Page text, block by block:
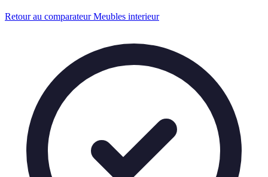
Retour au comparateur Meubles interieur